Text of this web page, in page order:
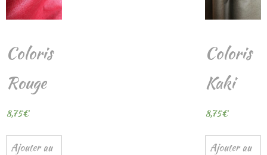
Coloris
Rouge
8,75€
Ajouter au
Coloris
Kaki
8,75€
Ajouter au